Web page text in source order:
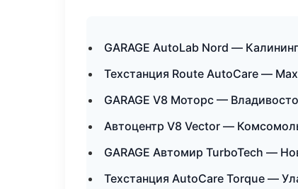
GARAGE AutoLab Nord —
Техстанция Route AutoCare —
GARAGE V8 Моторс —
Автоцентр V8 Vector —
GARAGE Автомир TurboTech —
Техстанция AutoCare Torque —